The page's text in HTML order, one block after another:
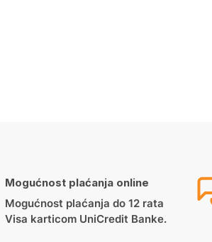
Mogućnost plaćanja online
Mogućnost plaćanja do 12 rata
Visa karticom UniCredit Banke.